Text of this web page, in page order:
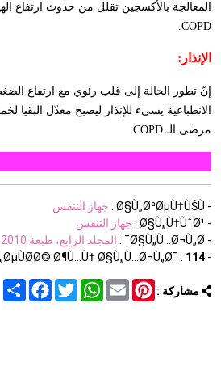
المعالجة بالأكسجين تقلل من حدوث ارتفاع
COPD
.
الإنذار:
إنّ تطور الحالة إلى قلب رئوي مع ارتفاع
مرضى الـ COPD
.
- Ø§Ù„ØªØµÙ†ÙŠÙ :
جهاز التنفس
- Ø§Ù„Ù†ÙˆØ¹ :
جهاز التنفس
- Ø§Ù„Ù…Ø¬Ù„Ø¯ :
المجلد الرابع، طبعة 2010، دمشق
- Ø±Ù‚Ù… Ø§Ù„ØµÙØ­Ø© Ø¶Ù…Ù† Ø§Ù„Ù…Ø¬Ù„Ø¯ :
114
مشاركة : Share
FacebookTwitter
WhatsAppEmail
Pinterest